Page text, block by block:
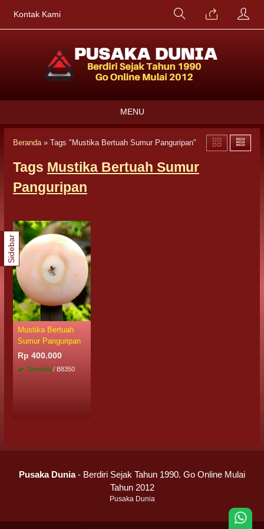
Kontak Kami
MENU
Beranda» Tags "Mustika Bertuah Sumur Panguripan"
Tags Mustika Bertuah Sumur
Panguripan
Mustika Bertuah
Sumur Panguripan
Rp 400.000
Tersedia / B8350
Sidebar
Pusaka Dunia- Berdiri Sejak Tahun 1990. Go Online Mulai
Tahun 2012
Pusaka Dunia